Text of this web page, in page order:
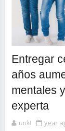
Entregar
años
mentales
experta
unk!
year